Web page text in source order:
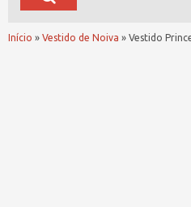
Início » Vestido de Noiva » Vestido